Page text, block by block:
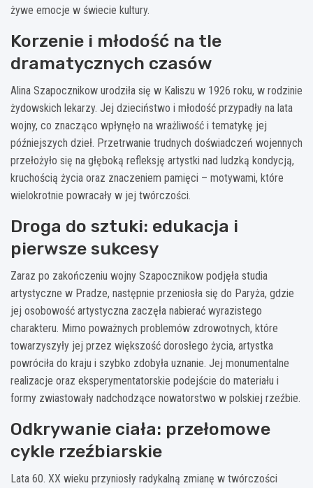
żywe emocje w świecie kultury.
Korzenie i młodość na tle
dramatycznych czasów
Alina Szapocznikow urodziła się w Kaliszu w 1926 roku, w rodzinie
żydowskich lekarzy. Jej dzieciństwo i młodość przypadły na lata
wojny, co znacząco wpłynęło na wrażliwość i tematykę jej
późniejszych dzieł. Przetrwanie trudnych doświadczeń wojennych
przełożyło się na głęboką refleksję artystki nad ludzką kondycją,
kruchością życia oraz znaczeniem pamięci – motywami, które
wielokrotnie powracały w jej twórczości.
Droga do sztuki: edukacja i
pierwsze sukcesy
Zaraz po zakończeniu wojny Szapocznikow podjęła studia
artystyczne w Pradze, następnie przeniosła się do Paryża, gdzie
jej osobowość artystyczna zaczęła nabierać wyrazistego
charakteru. Mimo poważnych problemów zdrowotnych, które
towarzyszyły jej przez większość dorosłego życia, artystka
powróciła do kraju i szybko zdobyła uznanie. Jej monumentalne
realizacje oraz eksperymentatorskie podejście do materiału i
formy zwiastowały nadchodzące nowatorstwo w polskiej rzeźbie.
Odkrywanie ciała: przełomowe
cykle rzeźbiarskie
Lata 60. XX wieku przyniosły radykalną zmianę w twórczości